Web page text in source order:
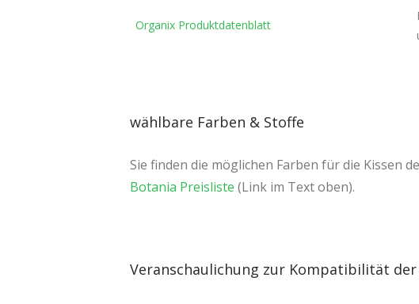
Organix Produktdatenblatt
wählbare Farben & Stoffe
Sie finden die möglichen Farben für die Kissen
Botania Preisliste (Link im Text oben).
Veranschaulichung zur Kompatibilität